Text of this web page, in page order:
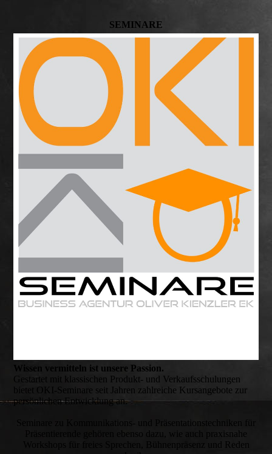
SEMINARE
Wissen vermitteln ist unsere Passion.
Gestartet mit klassischen Produkt- und Verkaufsschulungen
bietet OKI-Seminare seit Jahren zahlreiche Kursangebote zur
persönlichen Entwicklung an.
Seminare zu Kommunikations- und Präsentationstechniken für
Präsentierende gehören ebenso dazu, wie auch praxisnahe
Workshops für freies Sprechen, Bühnenpräsenz und Reden